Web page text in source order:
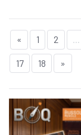
« 1 2 ...
17 18 »